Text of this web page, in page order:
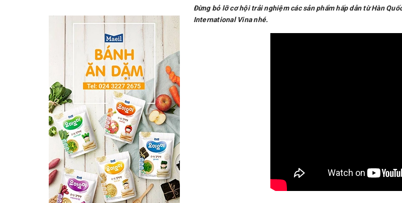
Đừng bỏ lỡ cơ hội trải nghiệm các sản phẩm hấp dẫn từ Hàn
International Vina nhé.